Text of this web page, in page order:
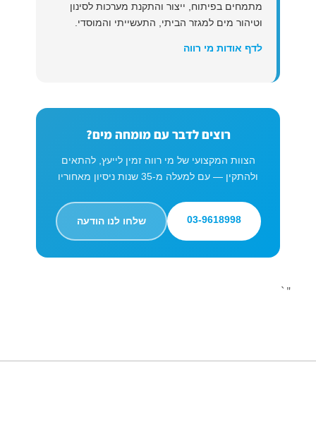
מתמחים בפיתוח, ייצור והתקנת מערכות לסינון
וטיהור מים למגזר הביתי, התעשייתי והמוסדי.
לדף אודות מי רווה
רוצים לדבר עם מומחה מים?
הצוות המקצועי של מי רווה זמין לייעץ, להתאים
ולהתקין — עם למעלה מ-35 שנות ניסיון מאחוריו
03-9618998 שלחו לנו הודעה
"`